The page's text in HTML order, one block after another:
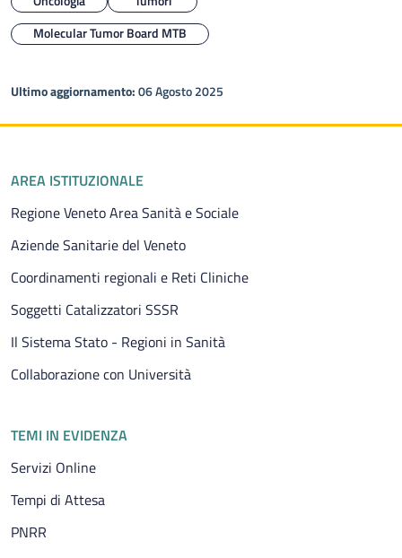
Molecular Tumor Board MTB
Ultimo aggiornamento:06 Agosto 2025
Piè di pagina
AREA ISTITUZIONALE
Regione Veneto Area Sanità e Sociale
Aziende Sanitarie del Veneto
Coordinamenti regionali e Reti Cliniche
Soggetti Catalizzatori SSSR
Il Sistema Stato - Regioni in Sanità
Collaborazione con Università
TEMI IN EVIDENZA
Servizi Online
Tempi di Attesa
PNRR